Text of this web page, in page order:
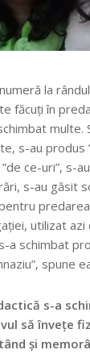
la
făcuți în
multe.
s-au produs
ce-uri”, s-
s-au găsit
utilizat
a schimbat
spune
s-a
să învețe
și